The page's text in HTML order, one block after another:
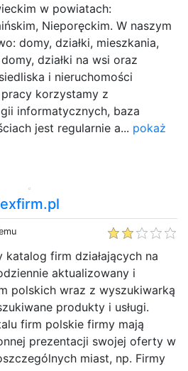
w powiatach:
Nieporęckim. W naszym
domy, działki, mieszkania,
działki na wsi oraz
i nieruchomości
korzystamy z
informatycznych, baza
jest regularnie a... pokaż
firm działających na
aktualizowany i
polskich wraz z wyszukiwarką
produkty i usługi.
firm polskie firmy mają
prezentacji swojej oferty w
miast, np. Firmy